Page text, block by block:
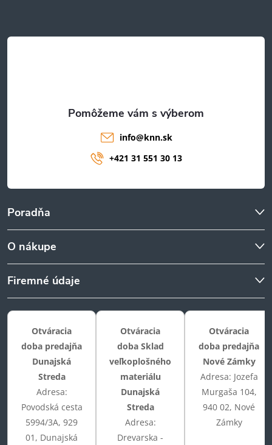
t
Poradňa
O nákupe
Firemné údaje
info@knn.sk
+421 31 551 30 13
Otváracia
doba predajňa
Dunajská
Streda
Adresa:
Povodská cesta
5994/3A, 929
01, Dunajská
Otváracia
doba Sklad
veľkoplošného
materiálu
Dunajská
Streda
Adresa:
Drevarska -
Otváracia
doba predajňa
Nové Zámky
Adresa: Jozefa
Murgaša 104,
940 02, Nové
Zámky